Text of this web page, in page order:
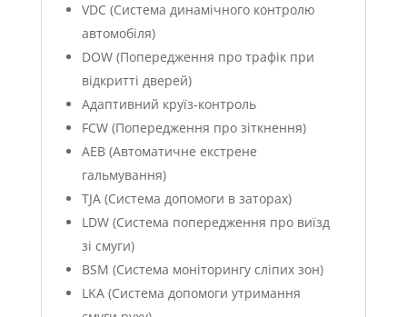
VDC (Система динамічного контролю
автомобіля)
DOW (Попередження про трафік при
відкритті дверей)
Адаптивний круїз-контроль
FCW (Попередження про зіткнення)
AEB (Автоматичне екстрене
гальмування)
TJA (Система допомоги в заторах)
LDW (Система попередження про виїзд
зі смуги)
BSM (Система моніторингу сліпих зон)
LKA (Система допомоги утримання